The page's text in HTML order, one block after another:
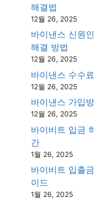
해결법
12월 26, 2025
바이낸스 신원
해결 방법
12월 26, 2025
바이낸스 수수료
12월 26, 2025
바이낸스 가입
12월 26, 2025
바이비트 입금
간
1월 26, 2025
바이비트 입출
이드
1월 26, 2025